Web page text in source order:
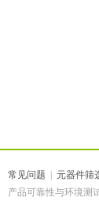
常见问题 元器件筛
产品可靠性与环境测